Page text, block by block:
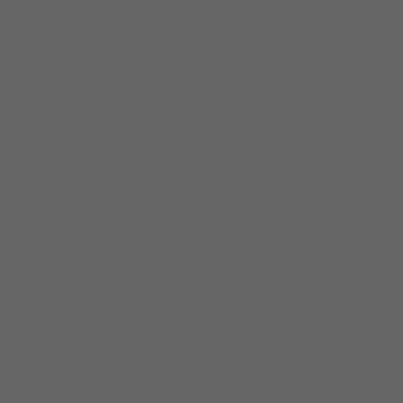
je na nasze zlecenie,
oparciu o stosowną podstawę
ich przetwarzania. Możesz
praw wymienionych
podstawie prawnej.
umów o ich świadczenie